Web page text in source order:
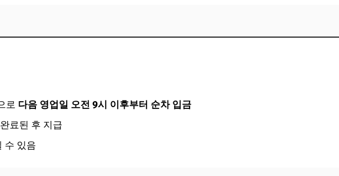
로 다음 영업일 오전 9시 이후부터 순차 입금
료된 후 지급
수 있음